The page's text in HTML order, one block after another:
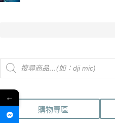
Products
search
購物專區
←